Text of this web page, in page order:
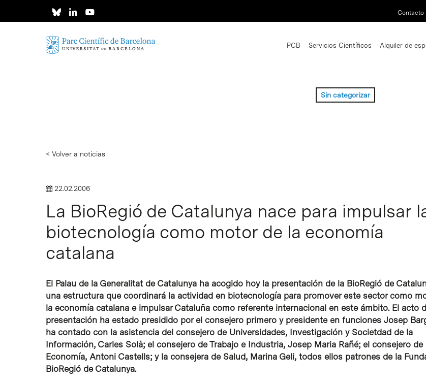
Contacto
Intro para buscar o ESC per cerrar
PCB Servicios Científicos Alquiler de
Sin categorizar
< Volver a noticias
22.02.2006
La BioRegió de Catalunya nace para impulsar
biotecnología como motor de la economía
catalana
El Palau de la Generalitat de Catalunya ha acogido hoy la presentación de la BioRegió de
una estructura que coordinará la actividad en biotecnología para promover este sector como
la economía catalana e impulsar Cataluña como referente internacional en este ámbito. El acto
presentación ha estado presidido por el consejero primero y presidente en funciones Josep
ha contado con la asistencia del consejero de Universidades, Investigación y Societdad de la
Información, Carles Solà; el consejero de Trabajo e Industria, Josep Maria Rañé; el consejero de
Economía, Antoni Castells; y la consejera de Salud, Marina Geli, todos ellos patrones de la
BioRegió de Catalunya.